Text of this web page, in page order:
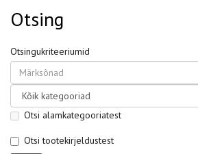
Otsing
Otsingukriteeriumid
Otsi alamkategooriatest
Otsi tootekirjeldustest